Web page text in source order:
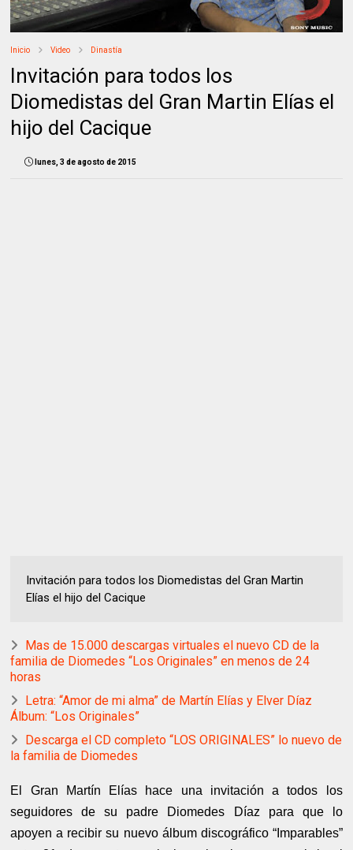
Inicio Video Dinastía
Invitación para todos los
Diomedistas del Gran Martin Elías el
hijo del Cacique
lunes, 3 de agosto de 2015
Invitación para todos los Diomedistas del Gran Martin
Elías el hijo del Cacique
Mas de 15.000 descargas virtuales el nuevo CD de la
familia de Diomedes “Los Originales” en menos de 24
horas
Letra: “Amor de mi alma” de Martín Elías y Elver Díaz
Álbum: “Los Originales”
Descarga el CD completo “LOS ORIGINALES” lo nuevo de
la familia de Diomedes
El Gran Martín Elías hace una invitación a todos los
seguidores de su padre Diomedes Díaz para que lo
apoyen a recibir su nuevo álbum discográfico “Imparables”